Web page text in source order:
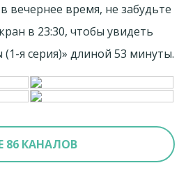
вечернее время, не забудьте
в 23:30, чтобы увидеть
я серия)» длиной 53 минуты.
86 КАНАЛОВ